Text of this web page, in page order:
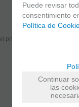
Suscríbete y
primero en recibir las
He
Puede revisar
consentimiento
Política de
Continuar
las